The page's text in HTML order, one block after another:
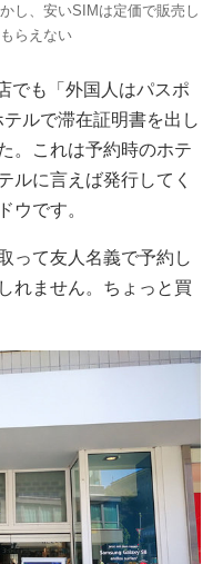
かし、安いSIMは定価で販売し
らえない
でも「外国人はパスポ
ルで滞在証明書を出し
。これは予約時のホテ
ルに言えば発行してく
ウです。
って友人名義で予約し
れません。ちょっと買